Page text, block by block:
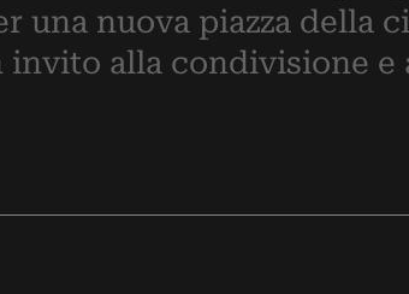
una nuova piazza della
alla condivisione